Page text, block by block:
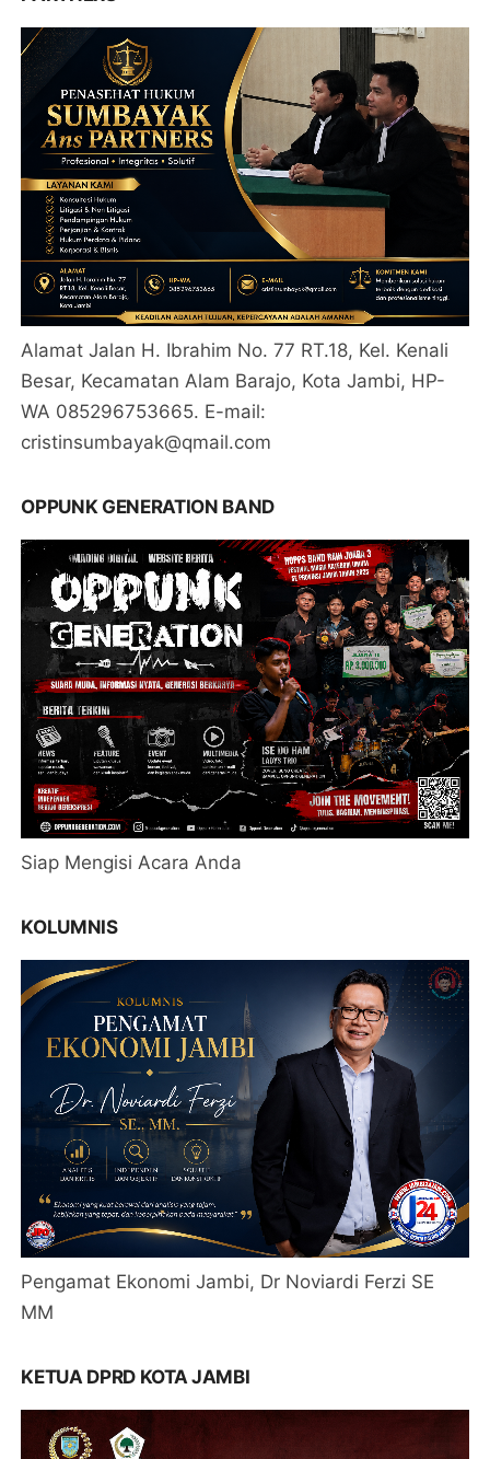
Alamat Jalan H. Ibrahim No. 77 RT.18, Kel. Kenali
Besar, Kecamatan Alam Barajo, Kota Jambi, HP-
WA 085296753665. E-mail:
cristinsumbayak@qmail.com
OPPUNK GENERATION BAND
Siap Mengisi Acara Anda
KOLUMNIS
Pengamat Ekonomi Jambi, Dr Noviardi Ferzi SE
MM
KETUA DPRD KOTA JAMBI